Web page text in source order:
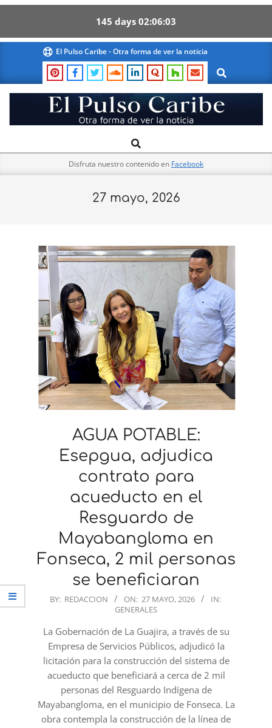
145 days 02 06 03
content
El Pulso Caribe - Otra forma de ver la noticia
Search
El
Pulso
Navigation
Search
Disfruta nuestro contenido en Facebook
27 mayo, 2026
AGUA POTABLE:
Esepgua, adjudica
contrato para
acueducto en el
Resguardo de
Mayabangloma en
Fonseca, 2 mil personas
se beneficiaran
2026-
27
BY: REDACCION ON: 27 MAYO, 2026
IN:
GENERALES
La Gobernación de La Guajira, a través de su
Empresa de Servicios Públicos, adjudicó la
licitación para la construcción del sistema de
acueducto que beneficiará a cerca de 2 mil
personas del Resguardo Indígena de
Mayabangloma, en el municipio de Fonseca. La
obra contempla la construcción de la línea de